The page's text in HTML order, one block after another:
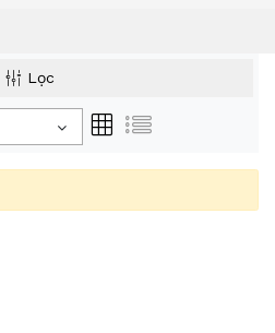
Lọc